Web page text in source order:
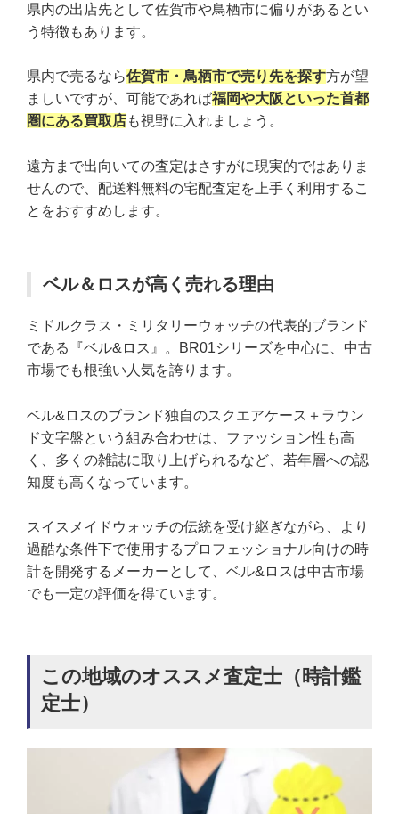
県内の出店先として佐賀市や鳥栖市に偏りがあるとい
う特徴もあります。
県内で売るなら佐賀市・鳥栖市で売り先を探す方が望
ましいですが、可能であれば福岡や大阪といった首都
圏にある買取店も視野に入れましょう。
遠方まで出向いての査定はさすがに現実的ではありま
せんので、配送料無料の宅配査定を上手く利用するこ
とをおすすめします。
ベル＆ロスが高く売れる理由
ミドルクラス・ミリタリーウォッチの代表的ブランド
である『ベル&ロス』。BR01シリーズを中心に、中古
市場でも根強い人気を誇ります。
ベル&ロスのブランド独自のスクエアケース＋ラウン
ド文字盤という組み合わせは、ファッション性も高
く、多くの雑誌に取り上げられるなど、若年層への認
知度も高くなっています。
スイスメイドウォッチの伝統を受け継ぎながら、より
過酷な条件下で使用するプロフェッショナル向けの時
計を開発するメーカーとして、ベル&ロスは中古市場
でも一定の評価を得ています。
この地域のオススメ査定士（時計鑑
定士）